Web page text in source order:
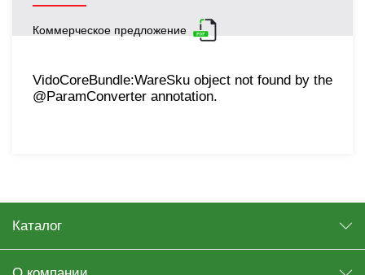
Коммерческое предложение
VidoCoreBundle:WareSku object not found by the
@ParamConverter annotation.
Каталог